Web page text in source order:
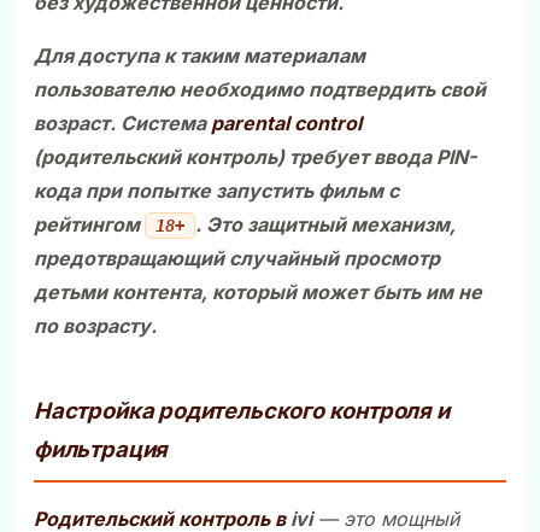
Для доступа к таким материалам
пользователю необходимо подтвердить свой
возраст. Система parental control
(родительский контроль) требует ввода PIN-
кода при попытке запустить фильм с
рейтингом
18+
. Это защитный механизм,
предотвращающий случайный просмотр
детьми контента, который может быть им не
по возрасту.
Настройка родительского контроля и
фильтрация
Родительский контроль в ivi— это мощный